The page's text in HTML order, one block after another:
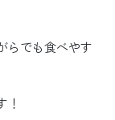
らでも食べやす